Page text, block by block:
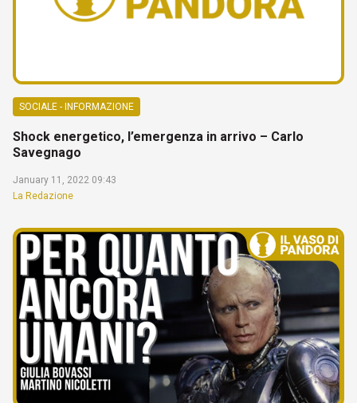
SOCIALE - INFORMAZIONE
Shock energetico, l’emergenza in arrivo – Carlo
Savegnago
January 11, 2022 09:43
La Redazione